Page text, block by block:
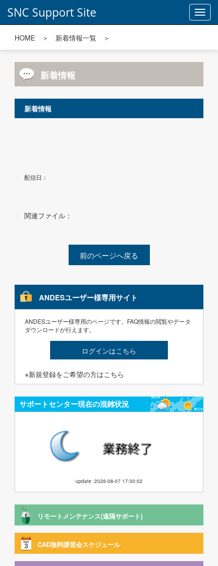
SNC Support Site
HOME ＞ 新着情報一覧 ＞
新着情報
新着情報
配信日：
関連ファイル：
前のページへ戻る
ANDESユーザー様専用サイト
ANDESユーザー様専用のページです。FAQ情報の閲覧やデータ
ダウンロードが行えます。
ログインはこちら
※新規登録をご希望の方はこちら
サポートセンター現在の混雑状況
update :2026-08-07 17:30:02
リモートメンテナンス(遠隔サポート)
CAD無料講習会スケジュール